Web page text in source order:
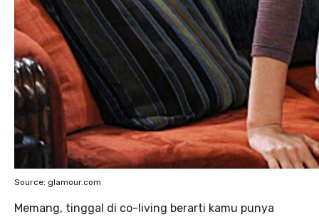
Source: glamour.com
Memang, tinggal di co-living berarti kamu punya